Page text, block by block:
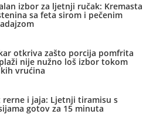
izbor za ljetnji ručak: Kremasta
sa feta sirom i pečenim
otkriva zašto porcija pomfrita
nije nužno loš izbor tokom
vrućina
rerne i jaja: Ljetnji tiramisu s
gotov za 15 minuta